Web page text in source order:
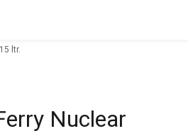
ltr.
Nuclear